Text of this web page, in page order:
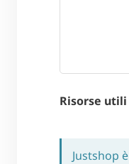
Risorse utili
Justshop è